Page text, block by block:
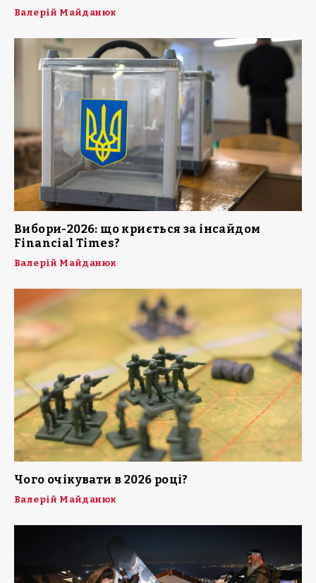
Валерій Майданюк
Вибори-2026: що криється за інсайдом
Financial Times?
Валерій Майданюк
Чого очікувати в 2026 році?
Валерій Майданюк